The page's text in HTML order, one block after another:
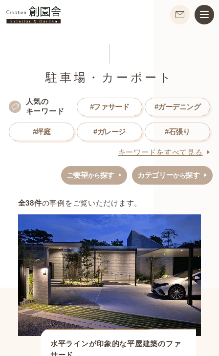
駐車場・カーポート
人気の
キーワード
#ファサード #ガーデニング
#坪庭 #ガレージ #石張り
キーワードをすべて見る
ご要望から探す カテゴリーから探す
全38件の事例をご覧いただけます。
水平ラインが印象的な平屋建築のファ